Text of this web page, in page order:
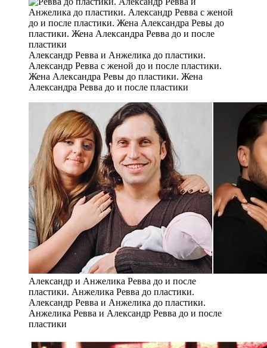
Александр Ревва и Анжелика до пластики.
Александр Ревва с женой до и после пластики.
Жена Александра Ревы до пластики. Жена
Александра Ревва до и после пластики
Александр и Анжелика Ревва до и после
пластики. Анжелика Ревва до пластики.
Александр Ревва и Анжелика до пластики.
Анжелика Ревва и Александр Ревва до и после
пластики